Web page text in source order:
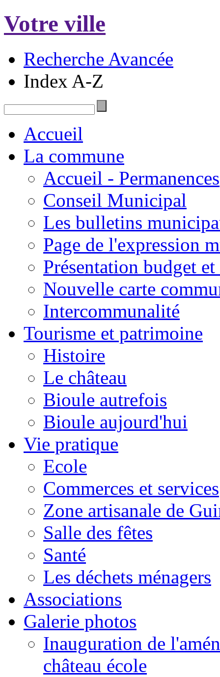
Votre ville
Recherche Avancée
Index A-Z
Accueil
La commune
Accueil - Permanences
Conseil Municipal
Les bulletins
Page de l'expression
Présentation budget
Nouvelle carte
Intercommunalité
Tourisme et patrimoine
Histoire
Le château
Bioule autrefois
Bioule aujourd'hui
Vie pratique
Ecole
Commerces et services
Zone artisanale de
Salle des fêtes
Santé
Les déchets ménagers
Associations
Galerie photos
Inauguration de
château école